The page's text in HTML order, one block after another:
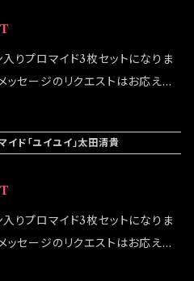
します ◆発送は 2022/03/20イ
祭」後になります
りプロマイド3枚セットになりま
セージのリクエストはお応えで
のオンラインショップでのご注文
す ◆発送は12/4イベント「大感
ます
イド「ユイユイ」太田清貴
りプロマイド3枚セットになりま
セージのリクエストはお応えで